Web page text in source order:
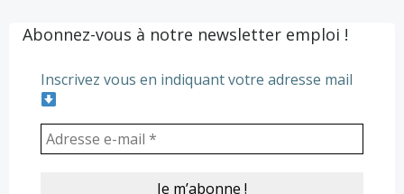
Abonnez-vous à notre newsletter emploi !
Inscrivez vous en indiquant votre adresse mail